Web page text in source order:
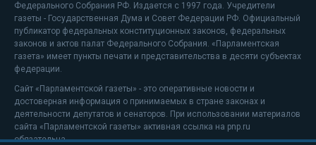
Федерального Собрания РФ. Издается с 1997 года. Учредители
газеты - Государственная Дума и Совет Федерации РФ. Официальный
публикатор федеральных конституционных законов, федеральных
законов и актов палат Федерального Собрания. «Парламентская
газета» имеет пункты печати и представительства в десяти субъектах
федерации.
Сайт «Парламентской газеты» - это оперативные новости и
достоверная информация о принимаемых в стране законах и
деятельности депутатов и сенаторов. При использовании материалов
сайта «Парламентской газеты» активная ссылка на pnp.ru
обязательна.